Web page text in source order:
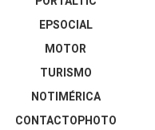
EPSOCIAL
MOTOR
TURISMO
NOTIMÉRICA
CONTACTOPHOTO